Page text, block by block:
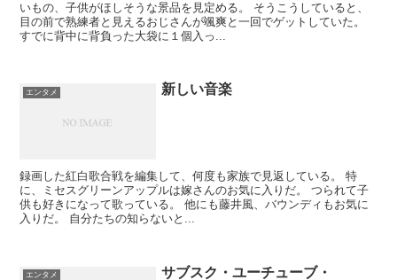
いもの、子供がほしそうな景品を見定める。 そうこうしていると、
目の前で熟練者と見えるおじさんが颯爽と一回でゲットしていた。
すでに背中に背負った大袋に１個入っ...
エンタメ 新しい音楽
録画した紅白歌合戦を編集して、何度も家族で見返している。 特
に、ミセスグリーンアップルは嫁さんのお気に入りだ。 つられて子
供も好きになって歌っている。 他にも藤井風、バウンディもお気に
入りだ。 自分たちの知らないと...
エンタメ
サブスク・ユーチューブ・